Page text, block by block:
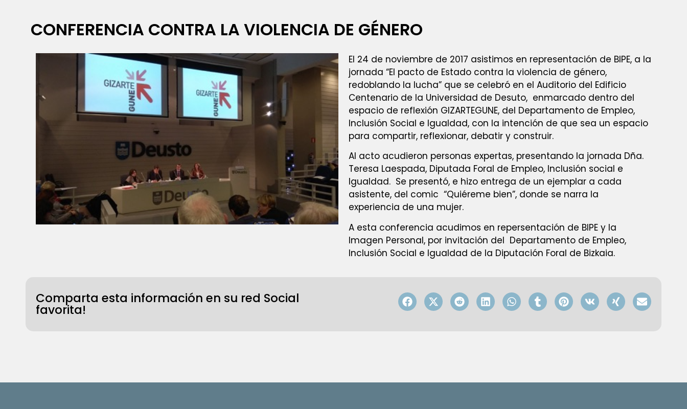
CONFERENCIA CONTRA LA VIOLENCIA DE GÉNERO
El 24 de noviembre de 2017 asistimos en representación de BIPE, a la
jornada “El pacto de Estado contra la violencia de género,
redoblando la lucha” que se celebró en el Auditorio del Edificio
Centenario de la Universidad de Desuto, enmarcado dentro del
espacio de reflexión GIZARTEGUNE, del Departamento de Empleo,
Inclusión Social e Igualdad, con la intención de que sea un espacio
para compartir, reflexionar, debatir y construir.
Al acto acudieron personas expertas, presentando la jornada Dña.
Teresa Laespada, Diputada Foral de Empleo, Inclusión social e
Igualdad. Se presentó, e hizo entrega de un ejemplar a cada
asistente, del comic “Quiéreme bien”, donde se narra la
experiencia de una mujer.
A esta conferencia acudimos en repersentación de BIPE y la
Imagen Personal, por invitación del Departamento de Empleo,
Inclusión Social e Igualdad de la Diputación Foral de Bizkaia.
Comparta esta información en su red Social
favorita!